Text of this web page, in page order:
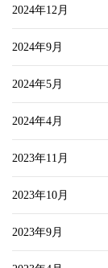
2024年12月
2024年9月
2024年5月
2024年4月
2023年11月
2023年10月
2023年9月